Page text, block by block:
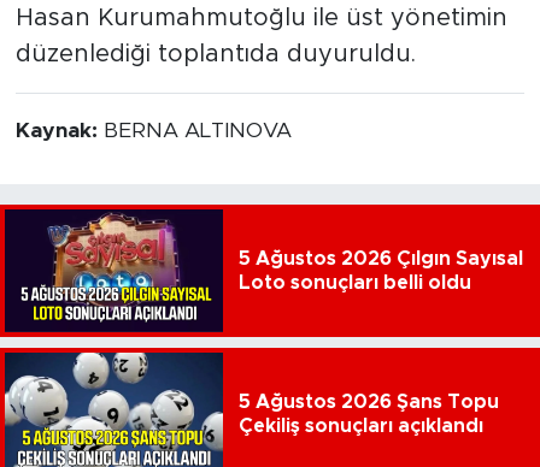
Hasan Kurumahmutoğlu ile üst yönetimin
düzenlediği toplantıda duyuruldu.
Kaynak: BERNA ALTINOVA
5 Ağustos 2026 Çılgın Sayısal
Loto sonuçları belli oldu
5 Ağustos 2026 Şans Topu
Çekiliş sonuçları açıklandı